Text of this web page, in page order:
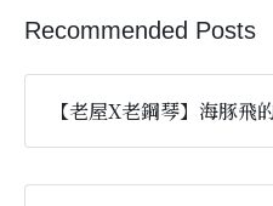
Recommended Posts
【老屋X老鋼琴】海豚飛